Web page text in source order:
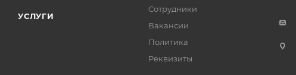
УСЛУГИ
Сотрудники
Вакансии
Политика
Реквизиты